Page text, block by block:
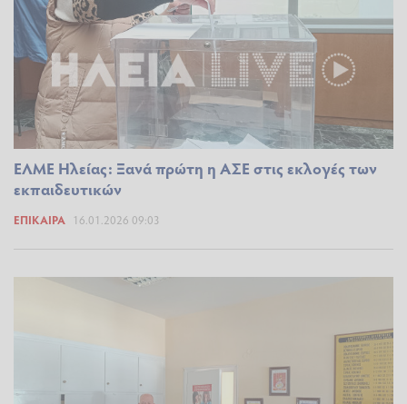
ΕΛΜΕ Ηλείας: Ξανά πρώτη η ΑΣΕ στις εκλογές των
εκπαιδευτικών
ΕΠΊΚΑΙΡΑ 16.01.2026 09:03